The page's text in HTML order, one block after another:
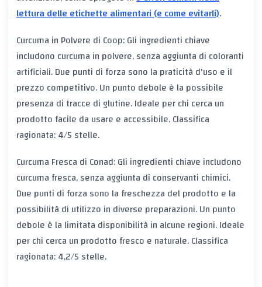
lettura delle etichette alimentari (e come evitarli).
Curcuma in Polvere di Coop: Gli ingredienti chiave
includono curcuma in polvere, senza aggiunta di coloranti
artificiali. Due punti di forza sono la praticità d'uso e il
prezzo competitivo. Un punto debole è la possibile
presenza di tracce di glutine. Ideale per chi cerca un
prodotto facile da usare e accessibile. Classifica
ragionata: 4/5 stelle.
Curcuma Fresca di Conad: Gli ingredienti chiave includono
curcuma fresca, senza aggiunta di conservanti chimici.
Due punti di forza sono la freschezza del prodotto e la
possibilità di utilizzo in diverse preparazioni. Un punto
debole è la limitata disponibilità in alcune regioni. Ideale
per chi cerca un prodotto fresco e naturale. Classifica
ragionata: 4,2/5 stelle.